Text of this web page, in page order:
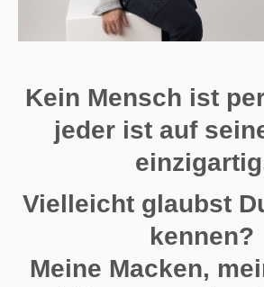
Kein Mensch ist
jeder ist auf
Vielleicht glaubst
kennen?
Meine Macken,